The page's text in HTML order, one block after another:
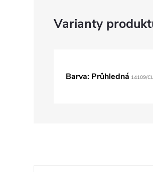
Barva: Průhledná 14109/